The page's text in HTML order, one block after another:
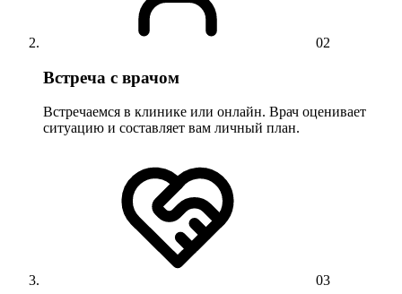
02
Встреча с врачом
Встречаемся в клинике или онлайн. Врач оценивает
ситуацию и составляет вам личный план.
03